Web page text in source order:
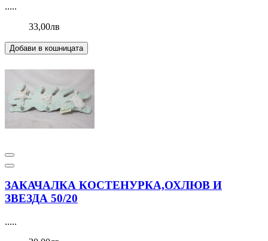
.....
33,00лв
Добави в кошницата
ЗАКАЧАЛКА КОСТЕНУРКА,ОХЛЮВ И
ЗВЕЗДА 50/20
.....